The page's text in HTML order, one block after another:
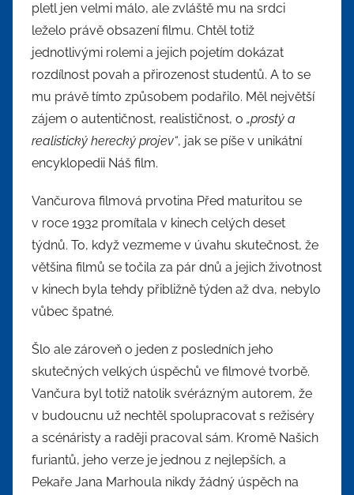
pletl jen velmi málo, ale zvláště mu na srdci
leželo právě obsazení filmu. Chtěl totiž
jednotlivými rolemi a jejich pojetím dokázat
rozdílnost povah a přirozenost studentů. A to se
mu právě tímto způsobem podařilo. Měl největší
zájem o autentičnost, realističnost, o „prostý a
realistický herecký projev“, jak se píše v unikátní
encyklopedii Náš film.
Vančurova filmová prvotina Před maturitou se
v roce 1932 promítala v kinech celých deset
týdnů. To, když vezmeme v úvahu skutečnost, že
většina filmů se točila za pár dnů a jejich životnost
v kinech byla tehdy přibližně týden až dva, nebylo
vůbec špatné.
Šlo ale zároveň o jeden z posledních jeho
skutečných velkých úspěchů ve filmové tvorbě.
Vančura byl totiž natolik svérázným autorem, že
v budoucnu už nechtěl spolupracovat s režiséry
a scénáristy a raději pracoval sám. Kromě Našich
furiantů, jeho verze je jednou z nejlepších, a
Pekaře Jana Marhoula nikdy žádný úspěch na